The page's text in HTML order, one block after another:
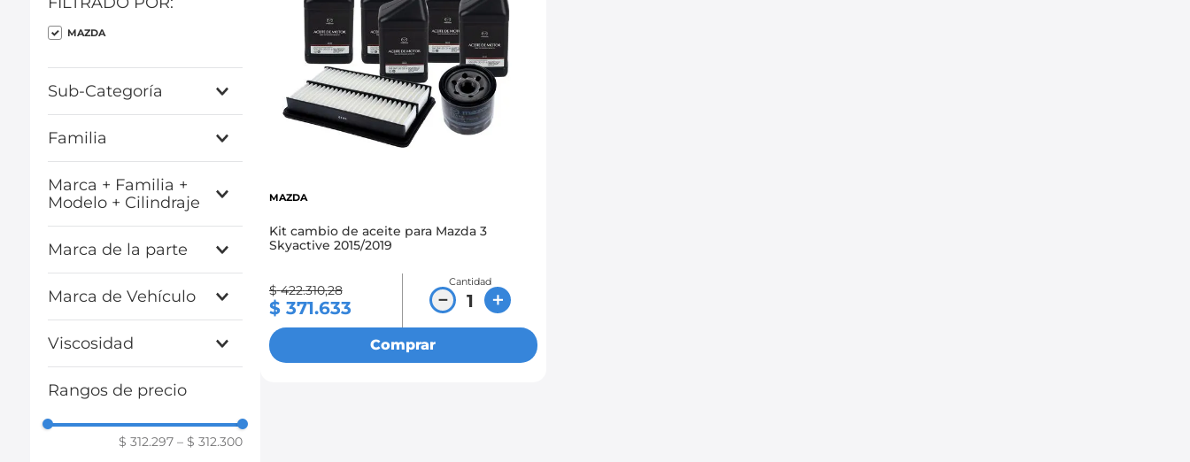
MAZDA
Sub-Categoría
Familia
Marca + Familia +
Modelo + Cilindraje
Marca de la parte
ALTERNO
MAKOTO
Marca de Vehículo
Viscosidad
Rangos de precio
$ 312.297 – $ 312.300
MAZDA
Kit cambio de aceite para Mazda 3
Skyactive 2015/2019
$ 422.310,28
$ 371.633
Cantidad
＋
－
Comprar
9.
chevrolet sail
10. mazda 2